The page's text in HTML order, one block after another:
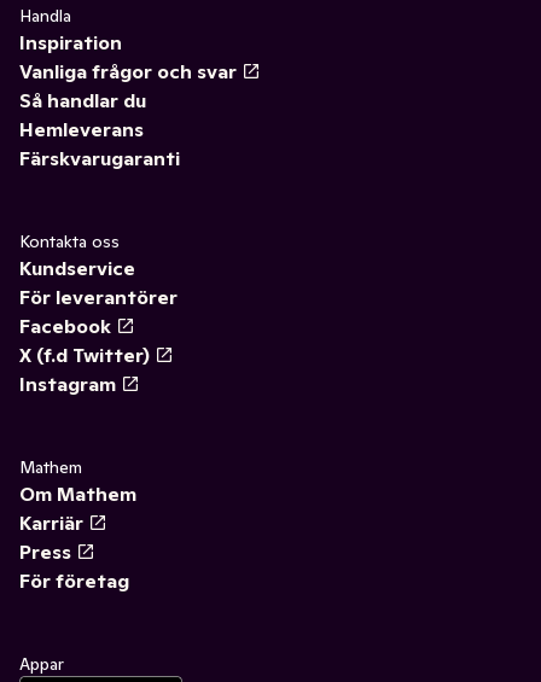
Handla
Inspiration
Vanliga frågor och svar
Så handlar du
Hemleverans
Färskvarugaranti
Kontakta oss
Kundservice
För leverantörer
Facebook
X (f.d Twitter)
Instagram
Mathem
Om Mathem
Karriär
Press
För företag
Appar